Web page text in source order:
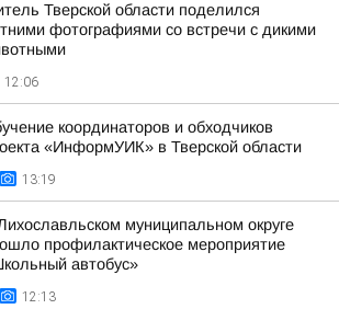
Тверской области поделился
фотографиями со встречи с дикими
12:06
координаторов и обходчиков
«ИнформУИК» в Тверской области
13:19
муниципальном округе
профилактическое мероприятие
автобус»
12:13